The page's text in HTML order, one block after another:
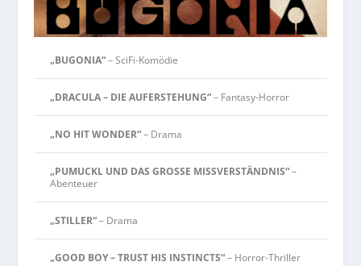
„BUGONIA“– SciFi-Komödie
„DRACULA – DIE AUFERSTEHUNG“– Fantasy-Horror
„NO HIT WONDER“– Drama
„PUMUCKL UND DAS GROSSE MISSVERSTÄNDNIS“–
Abenteuer
„STILLER“– Drama
„GOOD BOY – TRUST HIS INSTINCTS“– Horror-Thriller